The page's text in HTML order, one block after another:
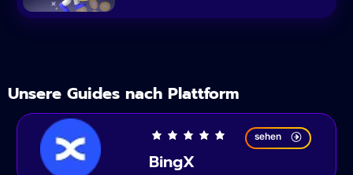
Unsere Guides nach Plattform
BingX
sehen